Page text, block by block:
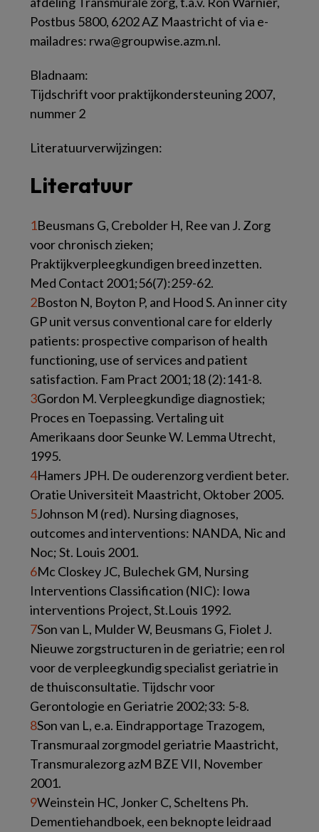
Postbus 5800, 6202 AZ Maastricht of via e-
mailadres: rwa@groupwise.azm.nl.
Bladnaam:
Tijdschrift voor praktijkondersteuning 2007,
nummer 2
Literatuurverwijzingen:
Literatuur
1Beusmans G, Crebolder H, Ree van J. Zorg
voor chronisch zieken;
Praktijkverpleegkundigen breed inzetten.
Med Contact 2001;56(7):259-62.
2Boston N, Boyton P, and Hood S. An inner city
GP unit versus conventional care for elderly
patients: prospective comparison of health
functioning, use of services and patient
satisfaction. Fam Pract 2001;18 (2):141-8.
3Gordon M. Verpleegkundige diagnostiek;
Proces en Toepassing. Vertaling uit
Amerikaans door Seunke W. Lemma Utrecht,
1995.
4Hamers JPH. De ouderenzorg verdient beter.
Oratie Universiteit Maastricht, Oktober 2005.
5Johnson M (red). Nursing diagnoses,
outcomes and interventions: NANDA, Nic and
Noc; St. Louis 2001.
6Mc Closkey JC, Bulechek GM, Nursing
Interventions Classification (NIC): Iowa
interventions Project, St.Louis 1992.
7Son van L, Mulder W, Beusmans G, Fiolet J.
Nieuwe zorgstructuren in de geriatrie; een rol
voor de verpleegkundig specialist geriatrie in
de thuisconsultatie. Tijdschr voor
Gerontologie en Geriatrie 2002;33: 5-8.
8Son van L, e.a. Eindrapportage Trazogem,
Transmuraal zorgmodel geriatrie Maastricht,
Transmuralezorg azM BZE VII, November
2001.
9Weinstein HC, Jonker C, Scheltens Ph.
Dementiehandboek, een beknopte leidraad